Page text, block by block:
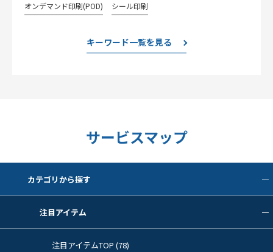
オンデマンド印刷(POD) シール印刷
キーワード一覧を見る
サービスマップ
カテゴリから探す
注目アイテム
注目アイテムTOP (78)